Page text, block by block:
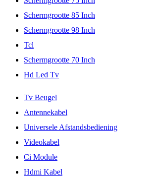
Schermgrootte 85 Inch
Schermgrootte 98 Inch
Tcl
Schermgrootte 70 Inch
Hd Led Tv
Tv Beugel
Antennekabel
Universele Afstandsbediening
Videokabel
Ci Module
Hdmi Kabel